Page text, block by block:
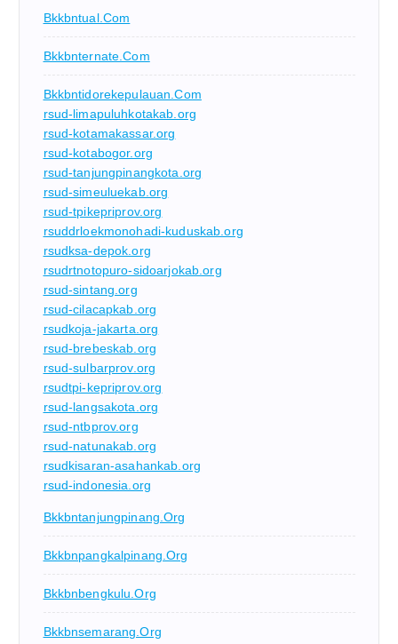
Bkkbntual.com
Bkkbnternate.com
Bkkbntidorekepulauan.com
rsud-limapuluhkotakab.org
rsud-kotamakassar.org
rsud-kotabogor.org
rsud-tanjungpinangkota.org
rsud-simeuluekab.org
rsud-tpikepriprov.org
rsuddrloekmonohadi-kuduskab.org
rsudksa-depok.org
rsudrtnotopuro-sidoarjokab.org
rsud-sintang.org
rsud-cilacapkab.org
rsudkoja-jakarta.org
rsud-brebeskab.org
rsud-sulbarprov.org
rsudtpi-kepriprov.org
rsud-langsakota.org
rsud-ntbprov.org
rsud-natunakab.org
rsudkisaran-asahankab.org
rsud-indonesia.org
Bkkbntanjungpinang.org
Bkkbnpangkalpinang.org
Bkkbnbengkulu.org
Bkkbnsemarang.org